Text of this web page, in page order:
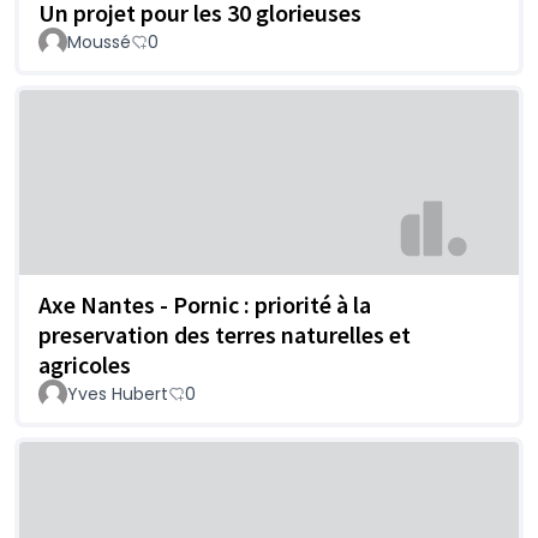
Un projet pour les 30 glorieuses
Moussé 0
Axe Nantes - Pornic : priorité à la
preservation des terres naturelles et
agricoles
Yves Hubert 0